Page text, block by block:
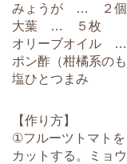
みょうが … ２個
大葉 … ５枚
オリーブオイル
ポン酢（柑橘系
塩ひとつまみ
【作り方】
①フルーツトマト
カットする。ミョ